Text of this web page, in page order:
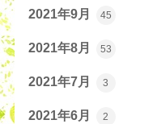
2021年9月 45
2021年8月 53
2021年7月 3
2021年6月 2